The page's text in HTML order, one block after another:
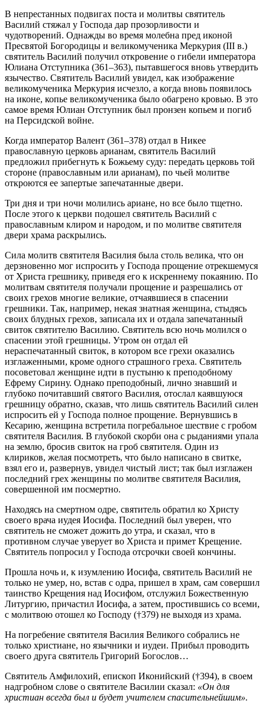
В непрестанных подвигах поста и молитвы святитель
Василий стяжал у Господа дар прозорливости и
чудотворений. Однажды во время молебна пред иконой
Пресвятой Богородицы и великомученика Меркурия (III в.)
святитель Василий получил откровение о гибели императора
Юлиана Отступника (361–363), пытавшегося вновь утвердить
язычество. Святитель Василий увидел, как изображение
великомученика Меркурия исчезло, а когда вновь появилось
на иконе, копье великомученика было обагрено кровью. В это
самое время Юлиан Отступник был пронзен копьем и погиб
на Персидской войне.
Когда император Валент (361–378) отдал в Никее
православную церковь арианам, святитель Василий
предложил прибегнуть к Божьему суду: передать церковь той
стороне (православным или арианам), по чьей молитве
откроются ее запертые запечатанные двери.
Три дня и три ночи молились ариане, но все было тщетно.
После этого к церкви подошел святитель Василий с
православным клиром и народом, и по молитве святителя
двери храма раскрылись.
Сила молитв святителя Василия была столь велика, что он
дерзновенно мог испросить у Господа прощение отрекшемуся
от Христа грешнику, приведя его к искреннему покаянию. По
молитвам святителя получали прощение и разрешались от
своих грехов многие великие, отчаявшиеся в спасении
грешники. Так, например, некая знатная женщина, стыдясь
своих блудных грехов, записала их и отдала запечатанный
свиток святителю Василию. Святитель всю ночь молился о
спасении этой грешницы. Утром он отдал ей
нераспечатанный свиток, в котором все грехи оказались
изглаженными, кроме одного страшного греха. Святитель
посоветовал женщине идти в пустыню к преподобному
Ефрему Сирину. Однако преподобный, лично знавший и
глубоко почитавший святого Василия, отослал каявшуюся
грешницу обратно, сказав, что лишь святитель Василий силен
испросить ей у Господа полное прощение. Вернувшись в
Кесарию, женщина встретила погребальное шествие с гробом
святителя Василия. В глубокой скорби она с рыданиями упала
на землю, бросив свиток на гроб святителя. Один из
клириков, желая посмотреть, что было написано в свитке,
взял его и, развернув, увидел чистый лист; так был изглажен
последний грех женщины по молитве святителя Василия,
совершенной им посмертно.
Находясь на смертном одре, святитель обратил ко Христу
своего врача иудея Иосифа. Последний был уверен, что
святитель не сможет дожить до утра, и сказал, что в
противном случае уверует во Христа и примет Крещение.
Святитель попросил у Господа отсрочки своей кончины.
Прошла ночь и, к изумлению Иосифа, святитель Василий не
только не умер, но, встав с одра, пришел в храм, сам совершил
таинство Крещения над Иосифом, отслужил Божественную
Литургию, причастил Иосифа, а затем, простившись со всеми,
с молитвою отошел ко Господу (†379) не выходя из храма.
На погребение святителя Василия Великого собрались не
только христиане, но язычники и иудеи. Прибыл проводить
своего друга святитель Григорий Богослов…
Святитель Амфилохий, епископ Иконийский (†394), в своем
надгробном слове о святителе Василии сказал: «Он для
христиан всегда был и будет учителем спасительнейшим».